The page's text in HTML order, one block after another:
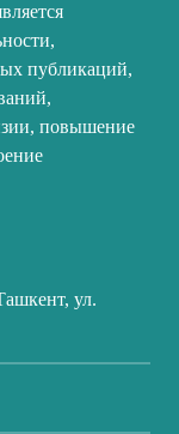
публикаций,
повышение
ул.